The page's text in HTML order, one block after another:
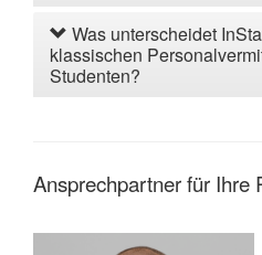
Was unterscheidet
klassischen
Studenten?
Ansprechpartner für Ihre